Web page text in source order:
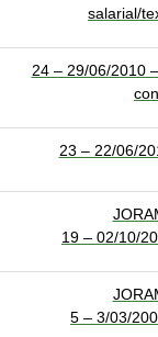
salarial/
24 – 29/06/2010
23 – 22/06/
19 – 02/10/
5 – 3/03/